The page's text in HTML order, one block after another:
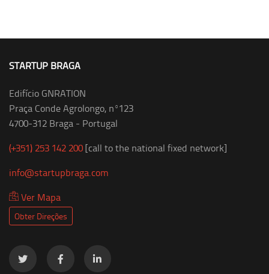
STARTUP BRAGA
Edifício GNRATION
Praça Conde Agrolongo, nº123
4700-312 Braga - Portugal
(+351) 253 142 200[call to the national fixed network]
info@startupbraga.com
Ver Mapa
Obter Direções